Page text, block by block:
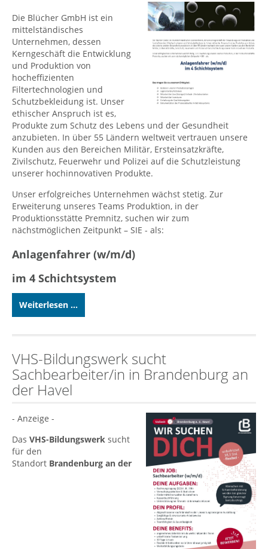
Die Blücher GmbH ist ein
mittelständisches
Unternehmen, dessen
Kerngeschäft die Entwicklung
und Produktion von
hocheffizienten
Filtertechnologien und
Schutzbekleidung ist. Unser
ethischer Anspruch ist es,
Produkte zum Schutz des Lebens und der Gesundheit
anzubieten. In über 55 Ländern weltweit vertrauen unsere
Kunden aus den Bereichen Militär, Ersteinsatzkräfte,
Zivilschutz, Feuerwehr und Polizei auf die Schutzleistung
unserer hochinnovativen Produkte.
Unser erfolgreiches Unternehmen wächst stetig. Zur
Erweiterung unseres Teams Produktion, in der
Produktionsstätte Premnitz, suchen wir zum
nächstmöglichen Zeitpunkt – SIE - als:
Anlagenfahrer (w/m/d)
im 4 Schichtsystem
Weiterlesen ...
VHS-Bildungswerk sucht
Sachbearbeiter/in in Brandenburg an
der Havel
- Anzeige -
Das VHS-Bildungswerk sucht
für den
Standort Brandenburg an der